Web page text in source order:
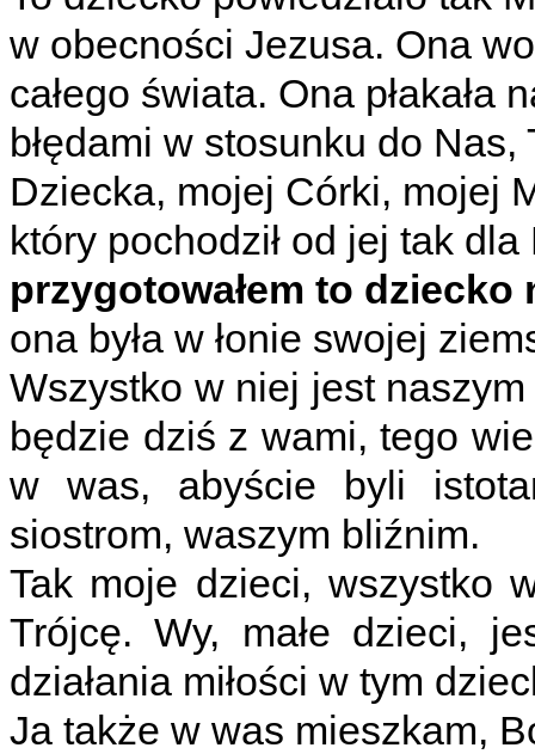
w obecności Jezusa. Ona
całego świata. Ona płakała
błędami w stosunku do
Dziecka, mojej Córki, mojej
który pochodził od jej tak
przygotowałem to dziecko
ona była w łonie swojej
Wszystko w niej jest
będzie dziś z wami, tego
w was, abyście byli
siostrom, waszym bliźnim.
Tak moje dzieci, wszystko
Trójcę. Wy, małe dzieci,
działania miłości w tym
Ja także w was mieszkam,